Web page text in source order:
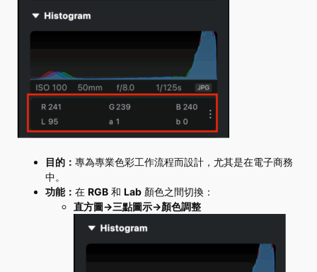
目的： 專為專業色彩工作流程而設計，尤其是在電子商務
中。
功能： 在 RGB 和 Lab 顏色之間切換：
直方圖→三點圖示→顏色調整